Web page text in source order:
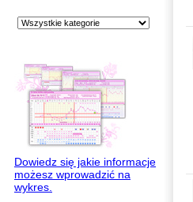
Dowiedz się jakie informacje
możesz wprowadzić na
wykres.